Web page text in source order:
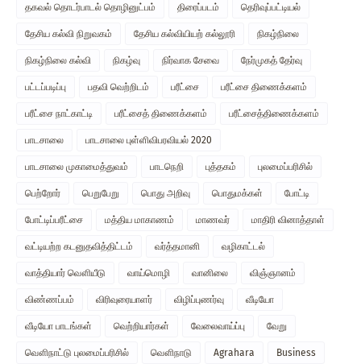
தகவல் தொடர்பாடல் தொழினுட்பம் திரைப்படம் தெரிவுப்பட்டியல்
தேசிய கல்வி நிறுவகம் தேசிய கல்வியியற் கல்லூரி நிகழ்நிலை
நிகழ்நிலை கல்வி நிகழ்வு நிர்வாக சேவை நேர்முகத் தேர்வு
பட்டப்படிப்பு பதவி வெற்றிடம் பரீட்சை பரீட்சை திணைக்களம்
பரீட்சை நாட்காட்டி பரீட்சைத் திணைக்களம் பரீட்சைத்திணைக்களம்
பாடசாலை பாடசாலை புள்ளிவிபரவியல் 2020
பாடசாலை முகாமைத்துவம் பாடநெறி புத்தகம் புலமைப்பரிசில்
பெற்றோர் பெறுபேறு பொது அறிவு பொதுமக்கள் போட்டி
போட்டிப்பரீட்சை மத்திய மாகாணம் மாணவர் மாதிரி வினாத்தாள்
வட்டியற்ற கடனுதவித்திட்டம் வர்த்தமானி வழிகாட்டல்
வாத்தியார் வௌியீடு வாய்மொழி வானிலை விஞ்ஞானம்
விண்ணப்பம் விரிவுரையாளர் விழிப்புணர்வு வீடியோ
வீடியோ பாடங்கள் வெற்றியார்கள் வேலைவாய்ப்பு வேறு
வௌிநாட்டு புலமைப்பரிசில் வௌிநாடு Agrahara Business